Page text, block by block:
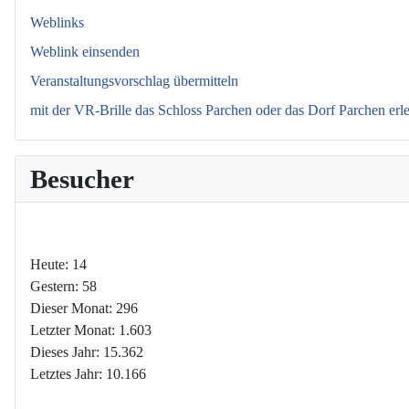
Weblinks
Weblink einsenden
Veranstaltungsvorschlag übermitteln
mit der VR-Brille das Schloss Parchen oder das Dorf Parchen
Besucher
Heute: 14
Gestern: 58
Dieser Monat: 296
Letzter Monat: 1.603
Dieses Jahr: 15.362
Letztes Jahr: 10.166